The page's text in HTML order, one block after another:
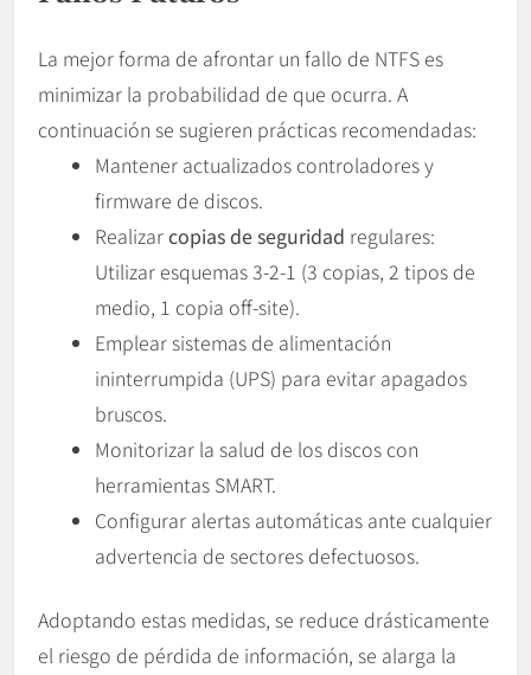
La mejor forma de afrontar un fallo de NTFS es
minimizar la probabilidad de que ocurra. A
continuación se sugieren prácticas recomendadas:
Mantener actualizados controladores y
firmware de discos.
Realizarcopias de seguridad regulares:
Utilizar esquemas 3-2-1 (3 copias, 2 tipos de
medio, 1 copia off-site).
Emplear sistemas de alimentación
ininterrumpida (UPS) para evitar apagados
bruscos.
Monitorizar la salud de los discos con
herramientas SMART.
Configurar alertas automáticas ante cualquier
advertencia de sectores defectuosos.
Adoptando estas medidas, se reduce drásticamente
el riesgo de pérdida de información, se alarga la